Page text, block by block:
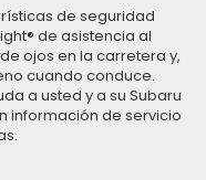
de seguridad
de asistencia al
ojos en la carretera y,
cuando conduce.
a usted y a su Subaru
información de servicio